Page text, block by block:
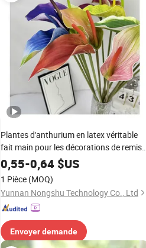
Plantes d'anthurium en latex véritable
fait main pour les décorations de remise
de diplôme, Noël et le Nouvel An chinois
0,55-0,64 $US
1 Pièce (MOQ)
Yunnan Nongshu Technology Co., Ltd
Envoyer demande